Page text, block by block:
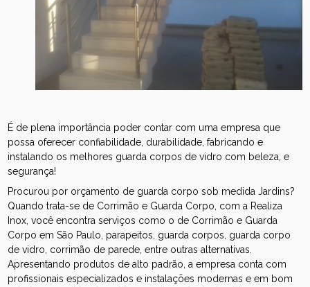
É de plena importância poder contar com uma empresa que
possa oferecer confiabilidade, durabilidade, fabricando e
instalando os melhores guarda corpos de vidro com beleza, e
segurança!
Procurou por orçamento de guarda corpo sob medida Jardins?
Quando trata-se de Corrimão e Guarda Corpo, com a Realiza
Inox, você encontra serviços como o de Corrimão e Guarda
Corpo em São Paulo, parapeitos, guarda corpos, guarda corpo
de vidro, corrimão de parede, entre outras alternativas.
Apresentando produtos de alto padrão, a empresa conta com
profissionais especializados e instalações modernas e em bom